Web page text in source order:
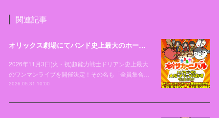
関連記事
オリックス劇場にてバンド史上最大のホールワンマンライブ「全員集合！オオサカーニバル」開催決定！
2026年11月3日(火・祝)超能力戦士ドリアン史上最大
のワンマンライブを開催決定！その名も「全員集合…
2026.05.31 10:00